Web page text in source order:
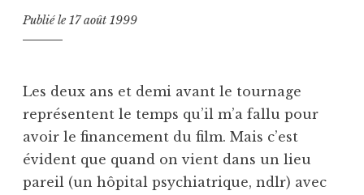
Publié le17 août 1999
Les deux ans et demi avant le tournage
représentent le temps qu’il m’a fallu pour
avoir le financement du film. Mais c’est
évident que quand on vient dans un lieu
pareil (un hôpital psychiatrique, ndlr) avec